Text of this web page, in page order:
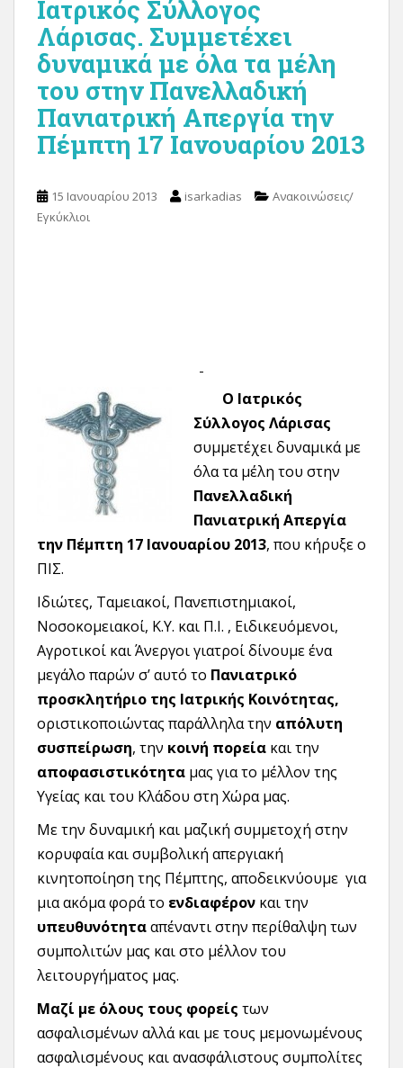
Ιατρικός Σύλλογος
Λάρισας. Συμμετέχει
δυναμικά με όλα τα μέλη
του στην Πανελλαδική
Πανιατρική Απεργία την
Πέμπτη 17 Ιανουαρίου 2013
15 Ιανουαρίου 2013 isarkadias
Ανακοινώσεις/
Εγκύκλιοι
Ο Ιατρικός
Σύλλογος Λάρισας
συμμετέχει δυναμικά με
όλα τα μέλη του στην
Πανελλαδική
Πανιατρική Απεργία
την Πέμπτη 17 Ιανουαρίου 2013, που κήρυξε ο
ΠΙΣ.
Ιδιώτες, Ταμειακοί, Πανεπιστημιακοί,
Νοσοκομειακοί, Κ.Υ. και Π.Ι. , Ειδικευόμενοι,
Αγροτικοί και Άνεργοι γιατροί δίνουμε ένα
μεγάλο παρών σ’ αυτό το Πανιατρικό
προσκλητήριο της Ιατρικής Κοινότητας,
οριστικοποιώντας παράλληλα την απόλυτη
συσπείρωση, την κοινή πορεία και την
αποφασιστικότητα μας για το μέλλον της
Υγείας και του Κλάδου στη Χώρα μας.
Με την δυναμική και μαζική συμμετοχή στην
κορυφαία και συμβολική απεργιακή
κινητοποίηση της Πέμπτης, αποδεικνύουμε για
μια ακόμα φορά το ενδιαφέρον και την
υπευθυνότητααπέναντι στην περίθαλψη των
συμπολιτών μας και στο μέλλον του
λειτουργήματος μας.
Μαζί με όλους τους φορείς των
ασφαλισμένων αλλά και με τους μεμονωμένους
ασφαλισμένους και ανασφάλιστους συμπολίτες